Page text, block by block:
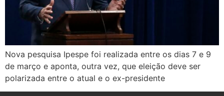
Nova pesquisa Ipespe foi realizada entre os dias 7 e 9
de março e aponta, outra vez, que eleição deve ser
polarizada entre o atual e o ex-presidente